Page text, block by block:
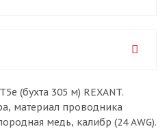
(бухта 305 м) REXANT.
материал проводника
медь, калибр (24 AWG).